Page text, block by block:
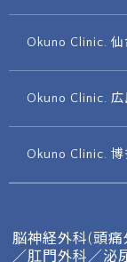
Okuno Clinic. 仙
Okuno Clinic. 広
Okuno Clinic. 博
脳神経外科(頭
／肛門外科／泌